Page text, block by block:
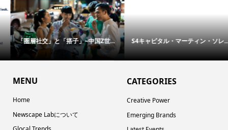
「圏層社交」と「搭子」~中国Z世... S4キャピタル・マーティン・ソレ...
MENU
Home
Newscape Labについて
CATEGORIES
Creative Power
Emerging Brands